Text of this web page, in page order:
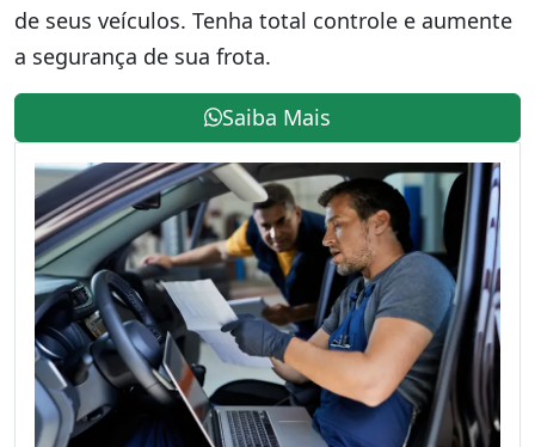
de seus veículos. Tenha total controle e aumente
a segurança de sua frota.
Saiba Mais